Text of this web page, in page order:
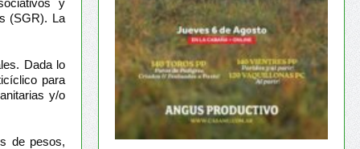
y
(SGR). La
Dada lo
para
y/o
de pesos,